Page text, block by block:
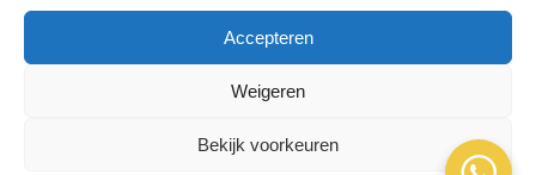
Accepteren
Weigeren
Bekijk voorkeuren
Login